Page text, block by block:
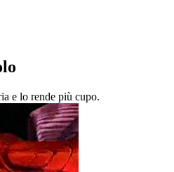
e lo rende più cupo.